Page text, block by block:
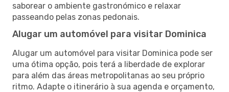
saborear o ambiente gastronómico e relaxar
passeando pelas zonas pedonais.
Alugar um automóvel para visitar Dominica
Alugar um automóvel para visitar Dominica pode ser
uma ótima opção, pois terá a liberdade de explorar
para além das áreas metropolitanas ao seu próprio
ritmo. Adapte o itinerário à sua agenda e orçamento,